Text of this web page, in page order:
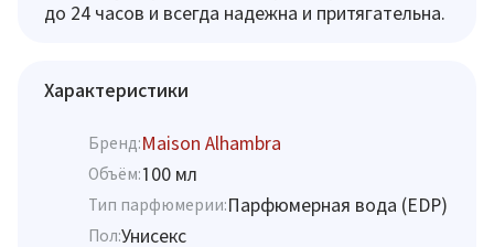
до 24 часов и всегда надежна и притягательна.
Характеристики
Бренд:Maison Alhambra
Объём:100 мл
Тип парфюмерии:Парфюмерная вода (EDP)
Пол:Унисекс